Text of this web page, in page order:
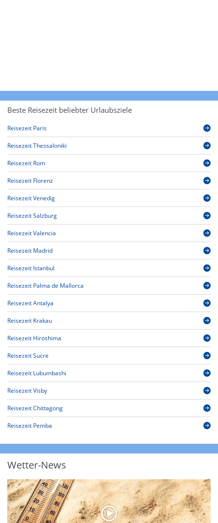
Beste Reisezeit beliebter Urlaubsziele
Reisezeit Paris
Reisezeit Thessaloniki
Reisezeit Rom
Reisezeit Florenz
Reisezeit Venedig
Reisezeit Salzburg
Reisezeit Valencia
Reisezeit Madrid
Reisezeit Istanbul
Reisezeit Palma de Mallorca
Reisezeit Antalya
Reisezeit Krakau
Reisezeit Hiroshima
Reisezeit Sucre
Reisezeit Lubumbashi
Reisezeit Visby
Reisezeit Chittagong
Reisezeit Pemba
Wetter-News